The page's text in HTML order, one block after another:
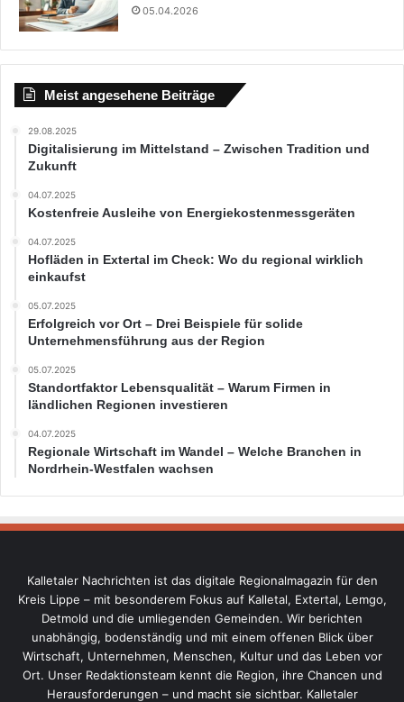
05.04.2026
Meist angesehene Beiträge
29.08.2025
Digitalisierung im Mittelstand – Zwischen Tradition und
Zukunft
04.07.2025
Kostenfreie Ausleihe von Energiekostenmessgeräten
04.07.2025
Hofläden in Extertal im Check: Wo du regional wirklich
einkaufst
05.07.2025
Erfolgreich vor Ort – Drei Beispiele für solide
Unternehmensführung aus der Region
05.07.2025
Standortfaktor Lebensqualität – Warum Firmen in
ländlichen Regionen investieren
04.07.2025
Regionale Wirtschaft im Wandel – Welche Branchen in
Nordrhein-Westfalen wachsen
Kalletaler Nachrichten ist das digitale Regionalmagazin für den
Kreis Lippe – mit besonderem Fokus auf Kalletal, Extertal, Lemgo,
Detmold und die umliegenden Gemeinden. Wir berichten
unabhängig, bodenständig und mit einem offenen Blick über
Wirtschaft, Unternehmen, Menschen, Kultur und das Leben vor
Ort. Unser Redaktionsteam kennt die Region, ihre Chancen und
Herausforderungen – und macht sie sichtbar. Kalletaler